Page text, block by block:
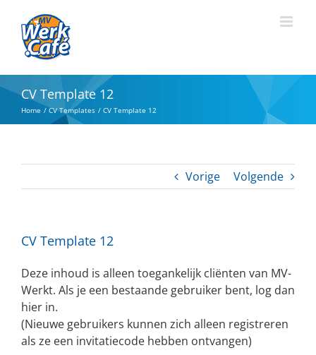
naar
inhoud
CV Template 12
Home CV Templates CV Template 12
Vorige Volgende
CV Template 12
Deze inhoud is alleen toegankelijk cliënten van MV-
Werkt. Als je een bestaande gebruiker bent, log dan
hier in.
(Nieuwe gebruikers kunnen zich alleen registreren
als ze een invitatiecode hebben ontvangen)